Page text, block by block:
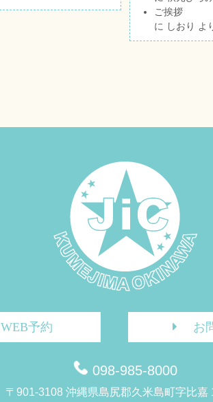
ご挨拶
に しおり よ
WEB予約 お
098-985-8000
〒901-3108 沖縄県島尻郡久米島町字比嘉